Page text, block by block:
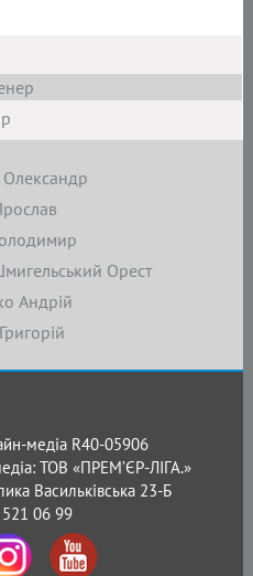
Андрій
Орест
медіа R40-05906
ТОВ «ПРЕМ’ЄР-ЛІГА.»
Васильківська 23-Б
06 99